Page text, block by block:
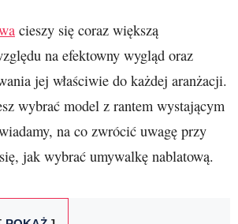
cieszy się coraz większą
na efektowny wygląd oraz
jej właściwie do każdej aranżacji.
wybrać model z rantem wystającym
na co zwrócić uwagę przy
jak wybrać umywalkę nablatową.